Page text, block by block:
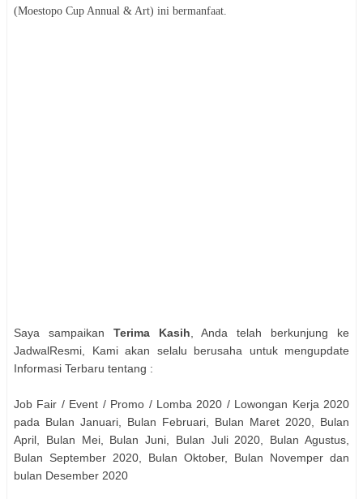
(Moestopo Cup Annual & Art) ini bermanfaat.
Saya sampaikan Terima Kasih , Anda telah berkunjung ke
JadwalResmi, Kami akan selalu berusaha untuk mengupdate
Informasi Terbaru tentang :
Job Fair / Event / Promo / Lomba 2020 / Lowongan Kerja 2020
pada Bulan Januari, Bulan Februari, Bulan Maret 2020, Bulan
April, Bulan Mei, Bulan Juni, Bulan Juli 2020, Bulan Agustus,
Bulan September 2020, Bulan Oktober, Bulan Novemper dan
bulan Desember 2020